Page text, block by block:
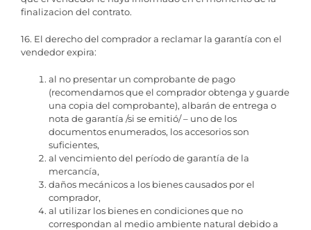
finalizacion del contrato.
16. El derecho del comprador a reclamar la garantía con el
vendedor expira:
al no presentar un comprobante de pago
(recomendamos que el comprador obtenga y guarde
una copia del comprobante), albarán de entrega o
nota de garantía /si se emitió/ – uno de los
documentos enumerados, los accesorios son
suficientes,
al vencimiento del período de garantía de la
mercancía,
daños mecánicos a los bienes causados ​​por el
comprador,
al utilizar los bienes en condiciones que no
correspondan al medio ambiente natural debido a